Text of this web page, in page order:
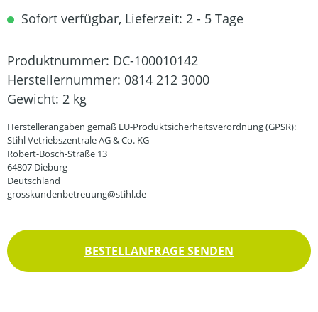
Sofort verfügbar, Lieferzeit: 2 - 5 Tage
Produktnummer: DC-100010142
Herstellernummer: 0814 212 3000
Gewicht: 2 kg
Herstellerangaben gemäß EU-Produktsicherheitsverordnung (GPSR):
Stihl Vetriebszentrale AG & Co. KG
Robert-Bosch-Straße 13
64807 Dieburg
Deutschland
grosskundenbetreuung@stihl.de
BESTELLANFRAGE SENDEN